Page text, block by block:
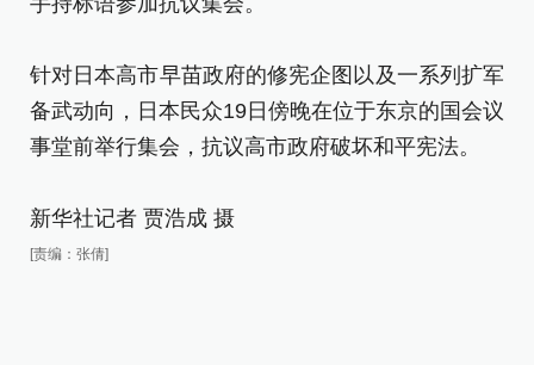
针对日本高市早苗政府的修宪企图以及一系列扩军
备武动向，日本民众19日傍晚在位于东京的国会议
事堂前举行集会，抗议高市政府破坏和平宪法。
新华社记者 贾浩成 摄
[责编：张倩]